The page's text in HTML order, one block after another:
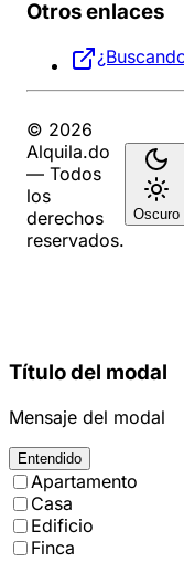
Otros enlaces
© 2026
Alquila.do
— Todos
los
derechos
reservados.
Oscuro
Título del modal
Mensaje del modal
Entendido
Apartamento
Casa
Edificio
Finca